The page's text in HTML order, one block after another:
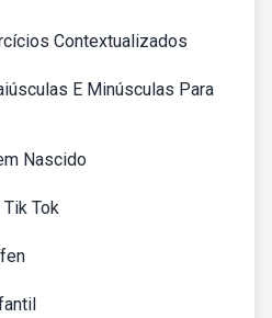
Contextualizados
E Minúsculas Para
Nascido
Tok